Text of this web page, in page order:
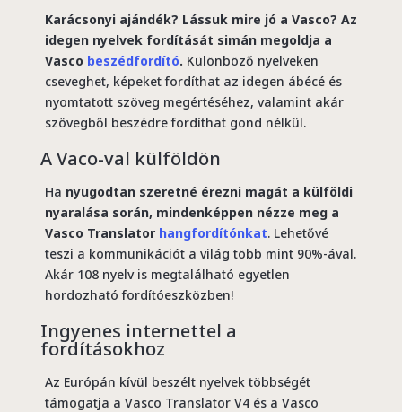
Karácsonyi ajándék? Lássuk mire jó a Vasco? Az
idegen nyelvek fordítását simán megoldja a
Vasco beszédfordító. Különböző nyelveken
cseveghet, képeket fordíthat az idegen ábécé és
nyomtatott szöveg megértéséhez, valamint akár
szövegből beszédre fordíthat gond nélkül.
A Vaco-val külföldön
Ha nyugodtan szeretné érezni magát a külföldi
nyaralása során, mindenképpen nézze meg a
Vasco Translator hangfordítónkat. Lehetővé
teszi a kommunikációt a világ több mint 90%-ával.
Akár 108 nyelv is megtalálható egyetlen
hordozható fordítóeszközben!
Ingyenes internettel a
fordításokhoz
Az Európán kívül beszélt nyelvek többségét
támogatja a Vasco Translator V4 és a Vasco